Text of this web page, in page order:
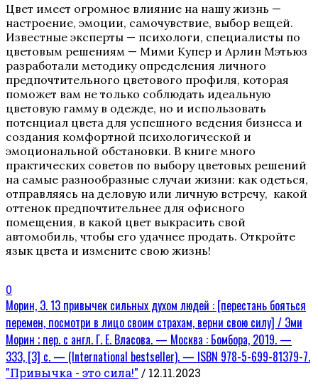
Цвет имеет огромное влияние на нашу жизнь —
настроение, эмоции, самочувствие, выбор вещей.
Известные эксперты — психологи, специалисты по
цветовым решениям — Мими Купер и Арлин Мэтьюз
разработали методику определения личного
предпочтительного цветового профиля, которая
поможет вам не только соблюдать идеальную
цветовую гамму в одежде, но и использовать
потенциал цвета для успешного ведения бизнеса и
создания комфортной психологической и
эмоциональной обстановки. В книге много
практических советов по выбору цветовых решений
на самые разнообразные случаи жизни: как одеться,
отправляясь на деловую или личную встречу, какой
оттенок предпочтительнее для офисного
помещения, в какой цвет выкрасить свой
автомобиль, чтобы его удачнее продать. Откройте
язык цвета и измените свою жизнь!
0
Морин, Э. 13 привычек сильных духом людей : [перестань бояться
перемен, посмотри в лицо своим страхам, верни свою силу] / Эми
Морин ; пер. с англ. Г. Е. Власова. — Москва : Бомбора, 2019. —
333, [3] с. — (International bestseller). — ISBN 978-5-699-81379-7.
"Привычка - это сила!" / 12.11.2023